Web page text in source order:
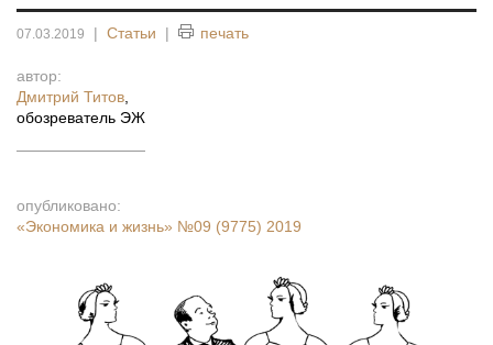
07.03.2019 | Статьи | печать
автор:
Дмитрий Титов
обозреватель ЭЖ
опубликовано:
«Экономика и жизнь» №09 (9775) 2019